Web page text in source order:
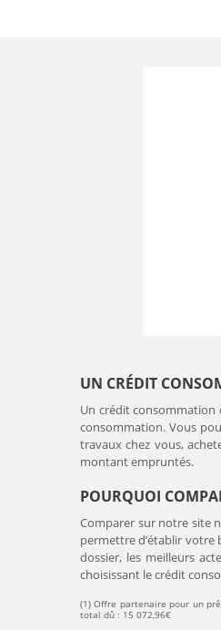
UN CRÉDIT
Un crédit consommation
consommation. Vous
travaux chez vous,
montant empruntés.
POURQUOI
Comparer sur notre site
permettre d’établir votre
dossier, les meilleurs
choisissant le crédit
(1) Offre partenaire pour un
total dû : 15 072,96€